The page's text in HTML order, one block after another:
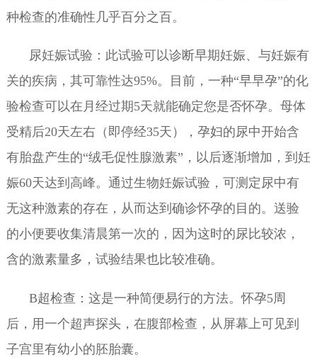
种检查的准确性几乎百分之百。
尿妊娠试验：此试验可以诊断早期妊娠、与妊娠有
关的疾病，其可靠性达95%。目前，一种“早早孕”的化
验检查可以在月经过期5天就能确定您是否怀孕。母体
受精后20天左右（即停经35天），孕妇的尿中开始含
有胎盘产生的“绒毛促性腺激素”，以后逐渐增加，到妊
娠60天达到高峰。通过生物妊娠试验，可测定尿中有
无这种激素的存在，从而达到确诊怀孕的目的。送验
的小便要收集清晨第一次的，因为这时的尿比较浓，
含的激素量多，试验结果也比较准确。
B超检查：这是一种简便易行的方法。怀孕5周
后，用一个超声探头，在腹部检查，从屏幕上可见到
子宫里有幼小的胚胎囊。